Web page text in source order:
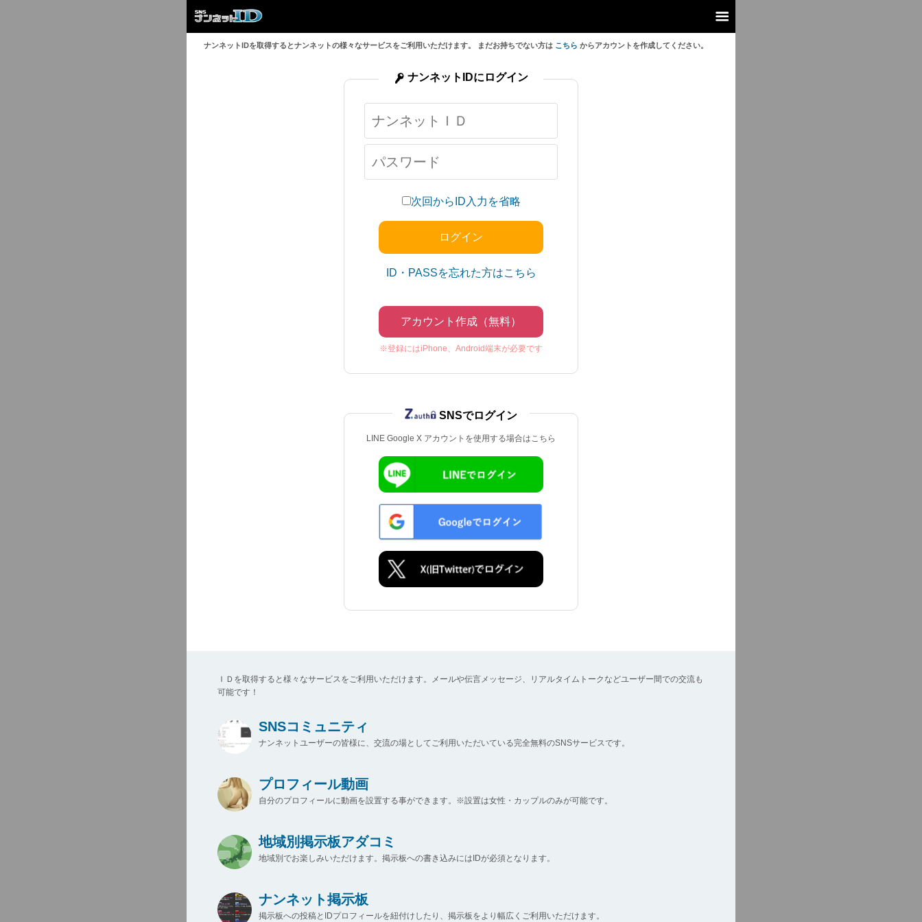
ナンネットIDを取得するとナンネットの様々なサービスをご利用いただけます。 まだお持ちでない方は こちら からアカウントを作成してください。
次回からID入力を省略
ID・PASSを忘れた方はこちら
アカウント作成（無料）
※登録にはiPhone、Android端末が必要です
ナンネットIDにログイン
LINE Google X アカウントを使用する場合はこちら
SNSでログイン
ＩＤを取得すると様々なサービスをご利用いただけます。メールや伝言メッセージ、リアルタイムトークなどユーザー間での交流も
可能です！
SNSコミュニティ
ナンネットユーザーの皆様に、交流の場としてご利用いただいている完全無料のSNSサービスです。
プロフィール動画
自分のプロフィールに動画を設置する事ができます。※設置は女性・カップルのみが可能です。
地域別掲示板アダコミ
地域別でお楽しみいただけます。掲示板への書き込みにはIDが必須となります。
ナンネット掲示板
掲示板への投稿とIDプロフィールを紐付けしたり、掲示板をより幅広くご利用いただけます。